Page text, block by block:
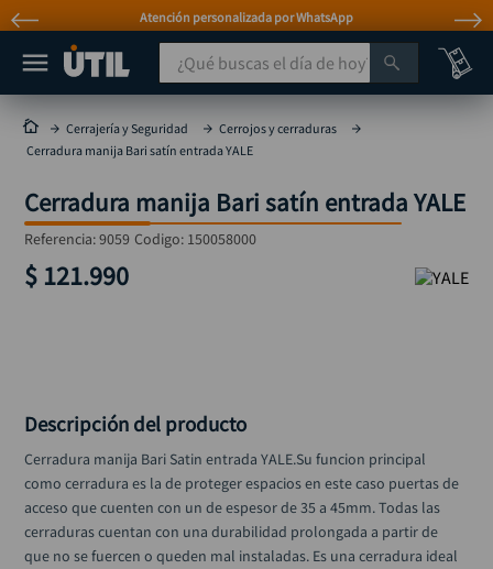
Atención personalizada por WhatsApp
¿Qué buscas el día de hoy?
Cerrajería y Seguridad
Cerrojos y cerraduras
Cerradura manija Bari satín entrada YALE
Cerradura manija Bari satín entrada YALE
Referencia:9059 Codigo: 150058000
$ 121.990
Descripción del producto
Cerradura manija Bari Satin entrada YALE.Su funcion principal
como cerradura es la de proteger espacios en este caso puertas de
acceso que cuenten con un de espesor de 35 a 45mm. Todas las
cerraduras cuentan con una durabilidad prolongada a partir de
que no se fuercen o queden mal instaladas. Es una cerradura ideal
MÁS BUSCADOS
taladro
taladros pulidoras
compresor
llave
hidrolavadora
rueda
alicate